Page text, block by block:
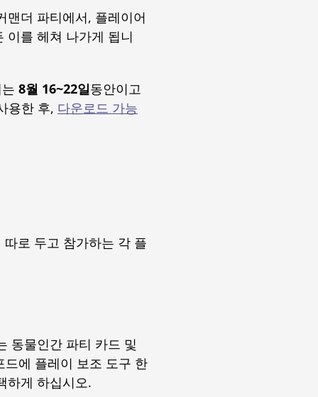
맨더 파티에서, 플레이어
이를 헤쳐 나가게 됩니
8월 16~22일동안이고
용한 후, 다운로드 가능
로 두고 참가하는 각 플
동물인간 파티 카드 및
에 플레이 보조 도구 한
하게 하십시오.